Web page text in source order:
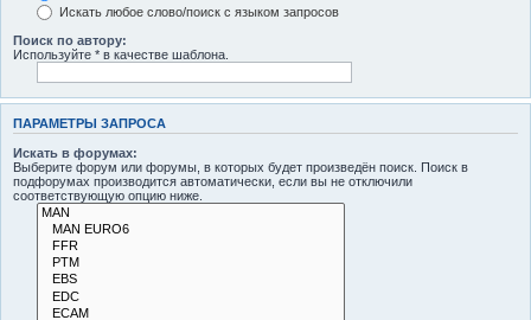
Искать любое слово/поиск с языком запросов
Поиск по автору:
Используйте * в качестве шаблона.
ПАРАМЕТРЫ ЗАПРОСА
Искать в форумах:
Выберите форум или форумы, в которых будет произведён поиск. Поиск в
подфорумах производится автоматически, если вы не отключили
соответствующую опцию ниже.